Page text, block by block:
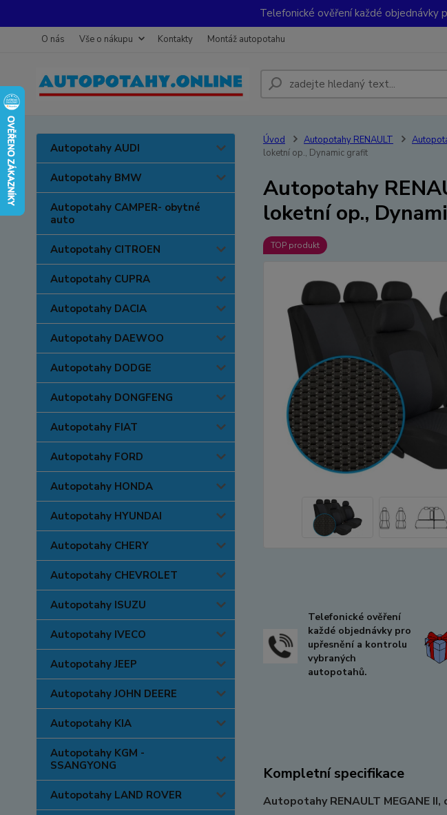
Telefonické ověření každé objednávky
O nás Vše o nákupu Kontakty Montáž autopotahu
Autopotahy AUDI
Autopotahy BMW
Autopotahy CAMPER- obytné
auto
Autopotahy CITROEN
Autopotahy CUPRA
Autopotahy DACIA
Autopotahy DAEWOO
Autopotahy DODGE
Autopotahy DONGFENG
Autopotahy FIAT
Autopotahy FORD
Autopotahy HONDA
Autopotahy HYUNDAI
Autopotahy CHERY
Autopotahy CHEVROLET
Autopotahy ISUZU
Autopotahy IVECO
Autopotahy JEEP
Autopotahy JOHN DEERE
Autopotahy KIA
Autopotahy KGM -
SSANGYONG
Autopotahy LAND ROVER
Úvod Autopotahy RENAULT
loketní op., Dynamic grafit
Autopotahy
loketní op.,
TOP produkt
Telefonické ověření
každé objednávky pro
upřesnění a kontrolu
vybraných
autopotahů.
Kompletní specifikace
Autopotahy RENAULT MEGANE